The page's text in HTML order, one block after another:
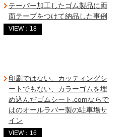
テーパー加工したゴム製品に両
面テープをつけて納品した事例
VIEW：18
印刷ではない、カッティングシ
ートでもない、カラーゴムを埋
め込んだゴムシート.comならで
はのオールラバー製の駐車場サ
イン
VIEW：16